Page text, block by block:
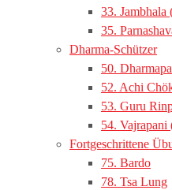
33. Jambhala
35.
Dharma-Schützer
50.
52. Achi
53. Guru
54.
Fortgeschrittene
75. Bardo
78. Tsa Lung